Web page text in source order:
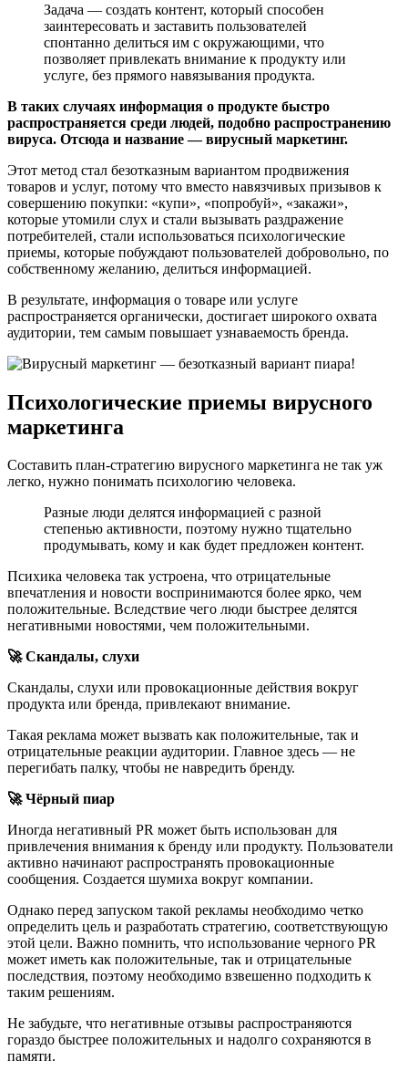
Задача — создать контент, который способен
заинтересовать и заставить пользователей
спонтанно делиться им с окружающими, что
позволяет привлекать внимание к продукту или
услуге, без прямого навязывания продукта.
В таких случаях информация о продукте быстро
распространяется среди людей, подобно распространению
вируса. Отсюда и название — вирусный маркетинг.
Этот метод стал безотказным вариантом продвижения
товаров и услуг, потому что вместо навязчивых призывов к
совершению покупки: «купи», «попробуй», «закажи»,
которые утомили слух и стали вызывать раздражение
потребителей, стали использоваться психологические
приемы, которые побуждают пользователей добровольно, по
собственному желанию, делиться информацией.
В результате, информация о товаре или услуге
распространяется органически, достигает широкого охвата
аудитории, тем самым повышает узнаваемость бренда.
Психологические приемы вирусного
маркетинга
Составить план-стратегию вирусного маркетинга не так уж
легко, нужно понимать психологию человека.
Разные люди делятся информацией с разной
степенью активности, поэтому нужно тщательно
продумывать, кому и как будет предложен контент.
Психика человека так устроена, что отрицательные
впечатления и новости воспринимаются более ярко, чем
положительные. Вследствие чего люди быстрее делятся
негативными новостями, чем положительными.
🚀 Скандалы, слухи
Скандалы, слухи или провокационные действия вокруг
продукта или бренда, привлекают внимание.
Такая реклама может вызвать как положительные, так и
отрицательные реакции аудитории. Главное здесь — не
перегибать палку, чтобы не навредить бренду.
🚀 Чёрный пиар
Иногда негативный PR может быть использован для
привлечения внимания к бренду или продукту. Пользователи
активно начинают распространять провокационные
сообщения. Создается шумиха вокруг компании.
Однако перед запуском такой рекламы необходимо четко
определить цель и разработать стратегию, соответствующую
этой цели. Важно помнить, что использование черного PR
может иметь как положительные, так и отрицательные
последствия, поэтому необходимо взвешенно подходить к
таким решениям.
Не забудьте, что негативные отзывы распространяются
гораздо быстрее положительных и надолго сохраняются в
памяти.